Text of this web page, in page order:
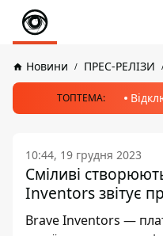
Новини ПРЕС-РЕЛІЗИ
ТОПТЕМА:
10:44, 19 грудня 2023
Сміливі
Inventors звітує
Brave Inventors —